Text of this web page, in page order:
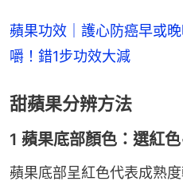
蘋果功效｜護心防癌早或
嚼！錯1步功效大減
甜蘋果分辨方法
1 蘋果底部顏色：選
蘋果底部呈紅色代表成熟